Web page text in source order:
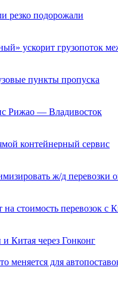
резко подорожали
ускорит грузопоток
пункты пропуска
Рижао — Владивосток
контейнерный сервис
ж/д перевозки
стоимость перевозок с
Китая через Гонконг
для